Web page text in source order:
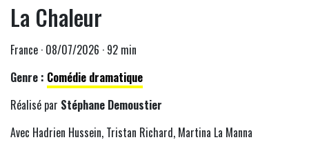
La Chaleur
France · 08/07/2026 · 92 min
Genre : Comédie dramatique
Réalisé par Stéphane Demoustier
Avec Hadrien Hussein, Tristan Richard, Martina La Manna